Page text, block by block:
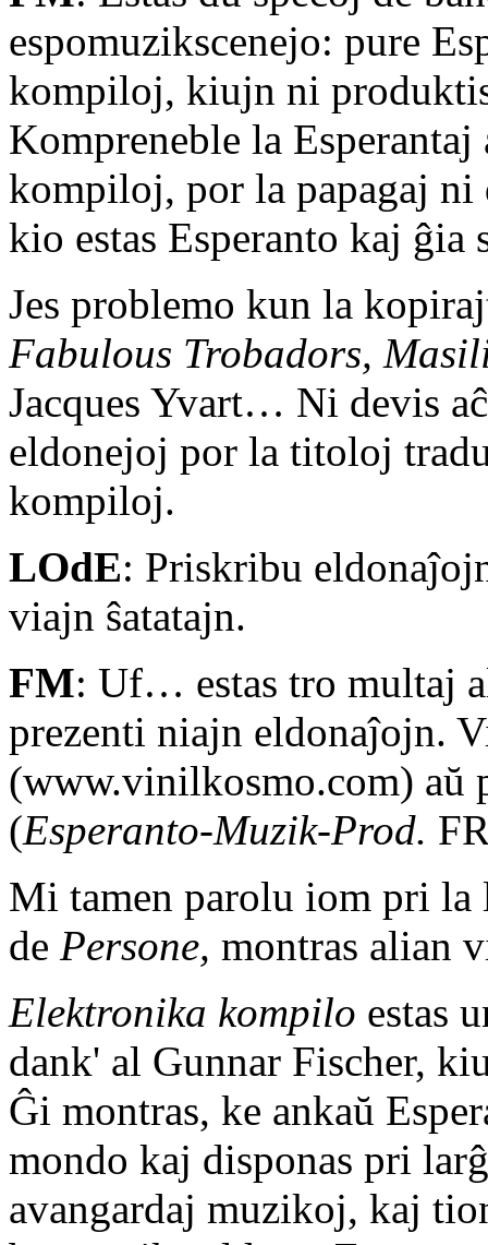
espomuzikscenejo: pure
kompiloj, kiujn ni
Kompreneble la
kompiloj, por la papagaj
kio estas Esperanto kaj
Jes problemo kun la
Fabulous Trobadors,
Jacques Yvart… Ni devis
eldonejoj por la titoloj
kompiloj.
LOdE: Priskribu
viajn ŝatatajn.
FM: Uf… estas tro multaj
prezenti niajn eldonaĵojn.
(www.vinilkosmo.com) aŭ
(Esperanto-Muzik-Prod.
Mi tamen parolu iom pri
de Persone, montras alian
Elektronika kompilo estas
dank' al Gunnar Fischer,
Ĝi montras, ke ankaŭ
mondo kaj disponas pri
avangardaj muzikoj, kaj